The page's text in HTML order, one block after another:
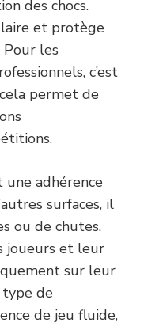
des chocs.
et protège
Pour les
c’est
permet de
une adhérence
surfaces, il
ou de chutes.
joueurs et leur
sur leur
type de
de jeu fluide,